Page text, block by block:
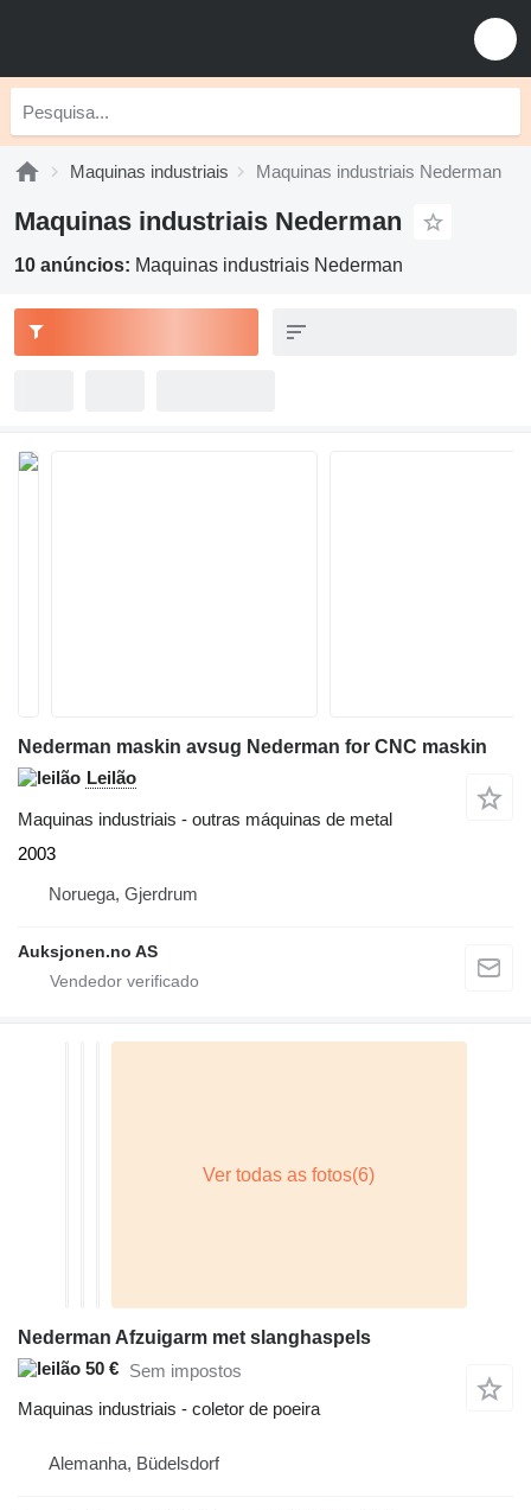
Maquinas industriais Maquinas industriais Nederman
Maquinas industriais Nederman
10 anúncios: Maquinas industriais Nederman
Nederman maskin avsug Nederman for CNC maskin
Leilão
Maquinas industriais - outras máquinas de metal
2003
Noruega, Gjerdrum
Auksjonen.no AS
Nederman Afzuigarm met slanghaspels
50 € Sem impostos
Maquinas industriais - coletor de poeira
Alemanha, Büdelsdorf